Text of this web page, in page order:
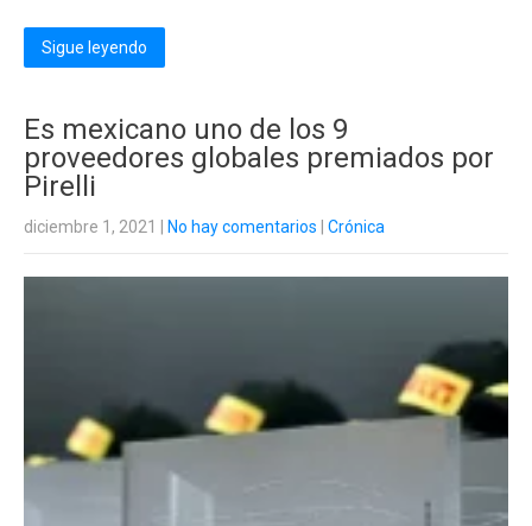
Sigue leyendo
Es mexicano uno de los 9
proveedores globales premiados por
Pirelli
diciembre 1, 2021 No hay comentarios Crónica